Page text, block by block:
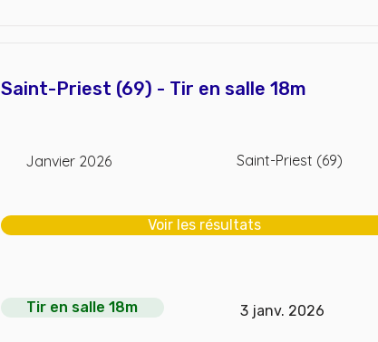
Saint-Priest (69) - Tir en salle 18m
Janvier 2026 Saint-Priest (69)
Voir les résultats
Tir en salle 18m 3 janv. 2026